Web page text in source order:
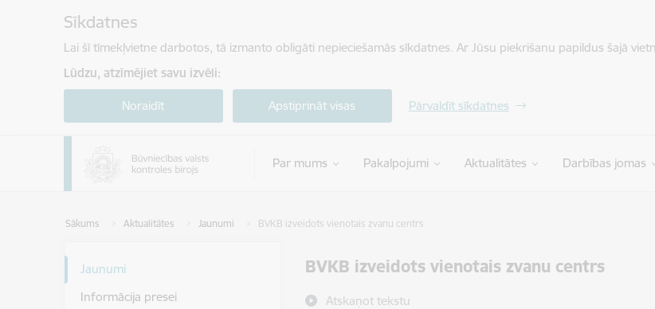
Sīkdatnes
Lai šī tīmekļvietne darbotos, tā izmanto obligāti nepieciešamās sīkdatnes. Ar Jūsu piekrišanu papildus šajā
Lūdzu, atzīmējiet savu izvēli:
Noraidīt Apstiprināt visas Pārvaldīt sīkdatnes
Par mums Pakalpojumi Aktualitātes Darbības jomas
Sākums Aktualitātes Jaunumi BVKB izveidots vienotais zvanu centrs
BVKB izveidots vienotais zvanu centrs
Atskaņot tekstu
Jaunumi
Informācija presei